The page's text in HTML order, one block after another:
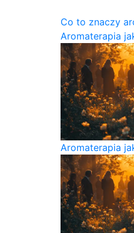
Co to znaczy
Aromaterapia
Aromaterapia